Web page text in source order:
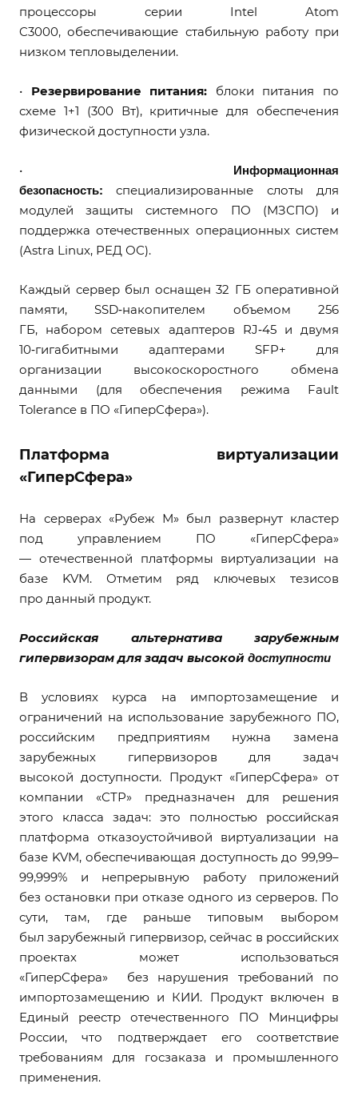
процессоры серии Intel Atom
C3000, обеспечивающие стабильную работу при
низком тепловыделении.
• Резервирование питания: блоки питания по
схеме 1+1 (300 Вт), критичные для обеспечения
физической доступности узла.
• Информационная
безопасность: специализированные слоты для
модулей защиты системного ПО (МЗСПО) и
поддержка отечественных операционных систем
(Astra Linux, РЕД ОС).
Каждый сервер был оснащен 32 ГБ оперативной
памяти, SSD‑накопителем объемом 256
ГБ, набором сетевых адаптеров RJ‑45 и двумя
10‑гигабитными адаптерами SFP+ для
организации высокоскоростного обмена
данными (для обеспечения режима Fault
Tolerance в ПО «ГиперСфера»).
Платформа виртуализации
«ГиперСфера»
На серверах «Рубеж М» был развернут кластер
под управлением ПО «ГиперСфера»
— отечественной платформы виртуализации на
базе KVM. Отметим ряд ключевых тезисов
про данный продукт.
Российская альтернатива зарубежным
гипервизорам для задач высокой доступности
В условиях курса на импортозамещение и
ограничений на использование зарубежного ПО,
российским предприятиям нужна замена
зарубежных гипервизоров для задач
высокой доступности. Продукт «ГиперСфера» от
компании «СТР» предназначен для решения
этого класса задач: это полностью российская
платформа отказоустойчивой виртуализации на
базе KVM, обеспечивающая доступность до 99,99–
99,999% и непрерывную работу приложений
без остановки при отказе одного из серверов. По
сути, там, где раньше типовым выбором
был зарубежный гипервизор, сейчас в российских
проектах может использоваться
«ГиперСфера» без нарушения требований по
импортозамещению и КИИ. Продукт включен в
Единый реестр отечественного ПО Минцифры
России, что подтверждает его соответствие
требованиям для госзаказа и промышленного
применения.